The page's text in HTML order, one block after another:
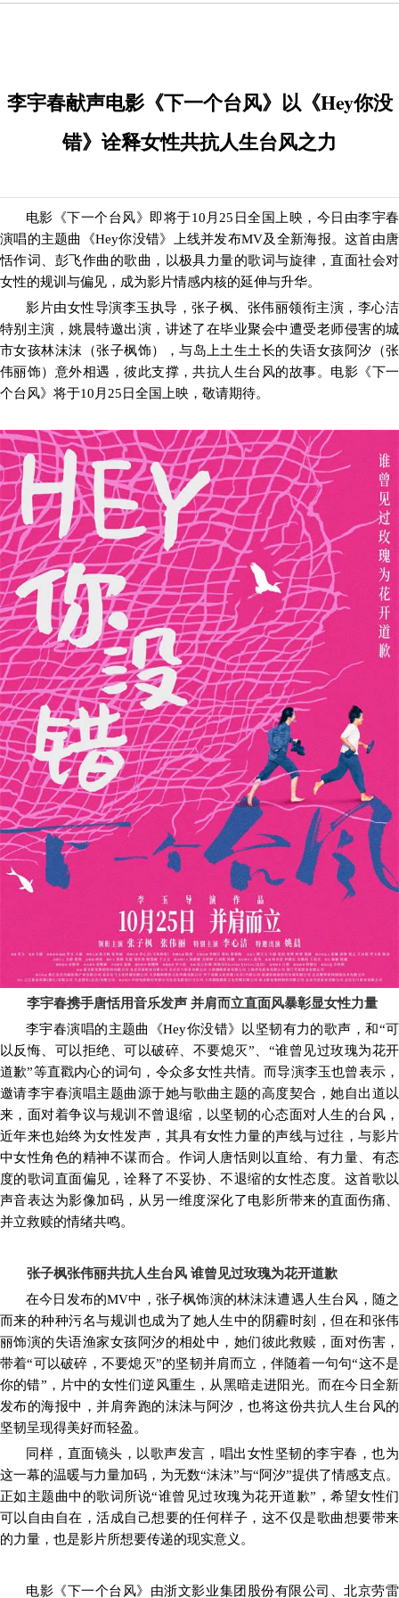
李宇春献声电影《下一个台风》以《Hey你没
错》诠释女性共抗人生台风之力
电影《下一个台风》即将于10 月 25 日全国
上映，今日由李宇春
演唱的主题曲《Hey你没错》上线并发布MV及全新海报。这首由唐
恬作词、彭飞作曲的歌曲，以极具力量的歌词与旋律，直面社会对
女性的规训与偏见，成为影片情感内核的延伸与升华。
影片由女性导演李玉执导，张子枫、张伟丽领衔主演，李心洁
特别主演，姚晨特邀出演，讲述了在毕业聚会中遭受老师侵害的城
市女孩林沫沫
（张子枫饰），与岛上土生土长的失语女孩阿汐（张
伟丽饰）意外相遇，彼此支撑，共抗人生台风的故事。电影《下一
个台风》将于10 月 25 日全国上映，敬请期待。
李宇春携手唐恬用音乐发声 并肩而立直面风暴彰显女性力量
李宇春演唱的主题曲《Hey你没错》 以坚韧有力的歌声，和“可
以反悔、可以拒绝、可以破碎、不要熄灭”、“谁曾见过玫瑰为花开
道歉”等直戳内心的词句 ， 令众多女性共情。而导演李玉也曾表示，
邀请李宇春演唱主题曲源于她与歌曲主题的高度契合 ，她自出道以
来 ， 面对着争议与规训不曾退缩， 以坚韧的心态面对人生的台风，
近年来也始终为女性发声， 其具有女性力量的声线与过往，与影片
中女性角色的精神不谋而合。作词人唐恬则以直给、有力量、有态
度的歌词直面偏见，诠释了不妥协、不退缩的女性态度。这首歌以
声音表达为影像加码，从另一维度深化了电影所带来的直面伤痛、
并立救赎的情绪共鸣。
张子枫张伟丽共抗人生台风 谁曾见过玫瑰为花开道歉
在今日发布的MV中，张子枫饰演的林沫沫遭遇人生台风 ，随之
而来的种种污名与规训 也成为了她人生中的阴霾时刻，但在和张伟
丽饰演的失语渔家女孩阿汐的相处中，她们彼此救赎，面对伤害，
带着“可以破碎，不要熄灭”的坚韧并肩而立，伴随着一句句“这不是
你的错”， 片中的女性们逆风重生，从黑暗走进阳光。 而在今日全新
发布的海报中，并肩奔跑的沫沫与阿汐，也将这份共抗人生台风的
坚韧呈现得美好而轻盈。
同样， 直面镜头，以歌声发言，唱出女性坚韧的李宇春，也为
这一幕的温暖与力量加码，为无数“沫沫”与“阿汐”提供了情感支点。
正如主题曲中的歌词所说“谁曾见过玫瑰为花开道歉”，希望女性们
可以自由自在，活成自己想要的任何样子， 这不仅是歌曲想要带来
的力量， 也是影片所想要传递的现实意义。
电影《下一个台风》由浙文影业集团股份有限公司、北京劳雷